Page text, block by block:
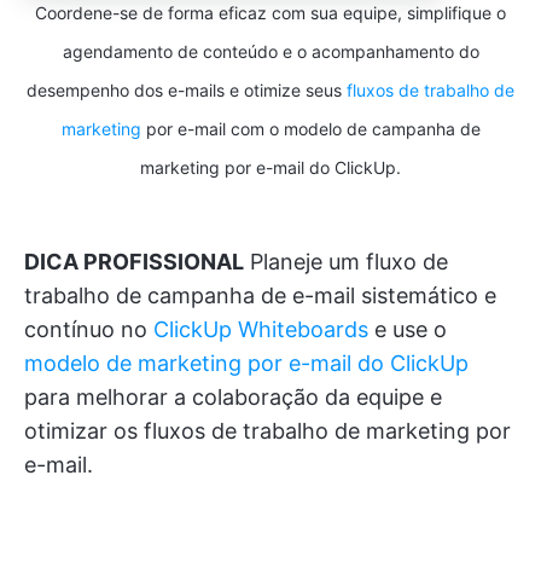
Coordene-se de forma eficaz com sua equipe, simplifique o
agendamento de conteúdo e o acompanhamento do
desempenho dos e-mails e otimize seus fluxos de trabalho de
marketing por e-mail com o modelo de campanha de
marketing por e-mail do ClickUp.
DICA PROFISSIONAL Planeje um fluxo de
trabalho de campanha de e-mail sistemático e
contínuo no ClickUp Whiteboards e use o
modelo de marketing por e-mail do ClickUp
para melhorar a colaboração da equipe e
otimizar os fluxos de trabalho de marketing por
e-mail.